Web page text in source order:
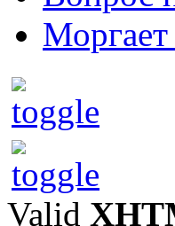
Моргает
Valid